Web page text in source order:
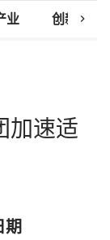
业 创新研究
chevron_right
加速适
期